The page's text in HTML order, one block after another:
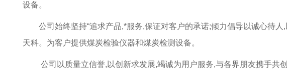
设备。
公司始终坚持“追求产品,*服务,保证对客户的承诺;倾力倡导以诚心待
天科。为客户提供煤炭检验仪器和煤炭检测设备。
公司以质量立信誉,以创新求发展,竭诚为用户服务,与各界朋友携手共